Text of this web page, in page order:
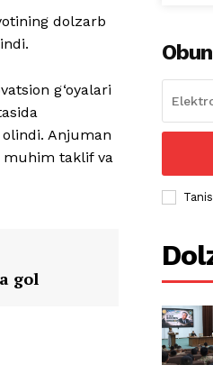
dolzarb
g‘oyalari
Anjuman
muhim taklif va
gol